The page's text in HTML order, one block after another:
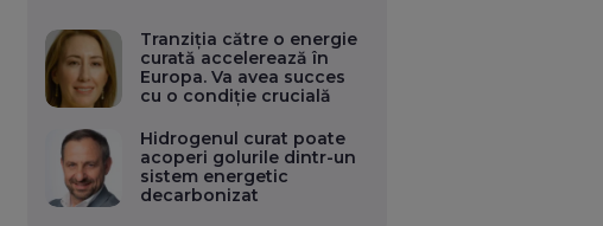
Tranziția către o energie
curată accelerează în
Europa. Va avea succes
cu o condiție crucială
Hidrogenul curat poate
acoperi golurile dintr-un
sistem energetic
decarbonizat